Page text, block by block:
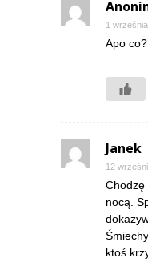
1
Apo co?
Janek
12
Chodzę
nocą.
ktoś